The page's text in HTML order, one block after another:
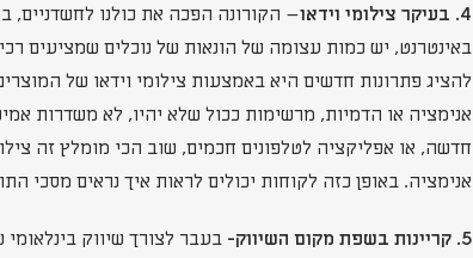
4. בעיקר צילומי וידאו
– הקורונה הפכה את כולנו לחשדניים,
באינטרנט, יש כמות עצומה של הונאות של נוכלים שמציעים
להציג פתרונות חדשים היא באמצעות צילומי וידאו של
אנימציה או הדמיות, מרשימות ככול שלא יהיו, לא משדרות
חדשה, או אפליקציה לטלפונים חכמים, שוב הכי מומלץ זה
אנימציה. באופן כזה לקוחות יכולים לראות איך נראים מסכי
5. קריינות בשפת מקום השיווק-
בעבר לצורך שיווק